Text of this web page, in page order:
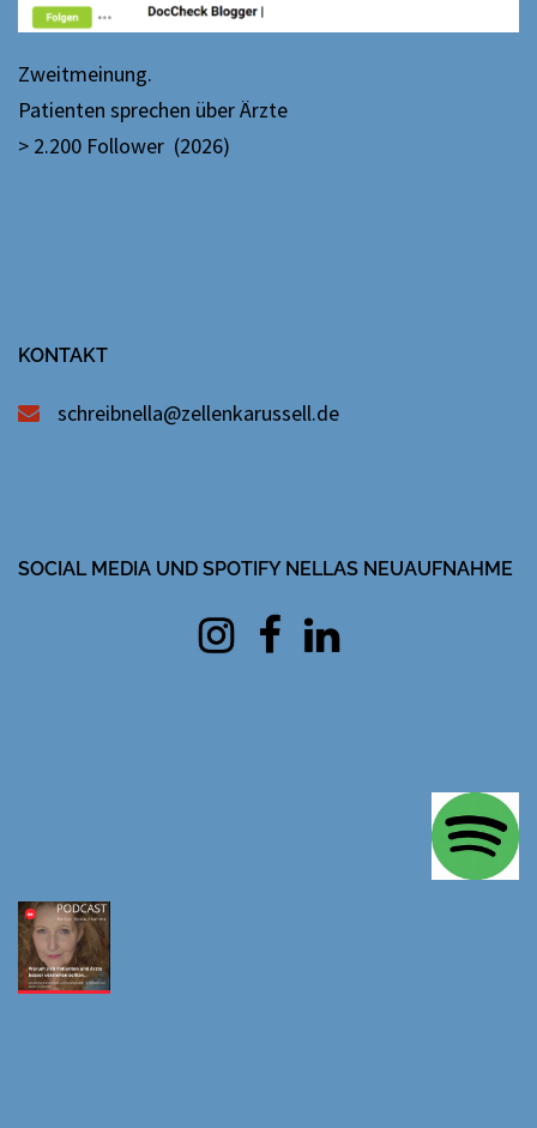
Zweitmeinung.
Patienten sprechen über Ärzte
> 2.200 Follower (2026)
KONTAKT
schreibnella@zellenkarussell.de
SOCIAL MEDIA UND SPOTIFY NELLAS NEUAUFNAHME
Instagram
facebookLinkedin